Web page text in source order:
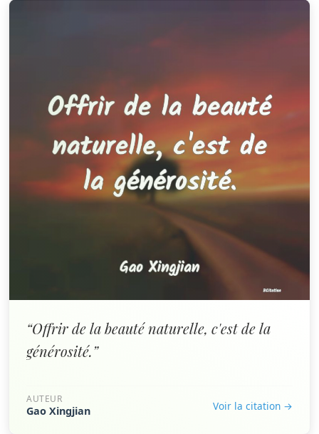
“Offrir de la beauté naturelle, c'est de la
générosité.”
AUTEUR
Gao Xingjian Voir la citation →